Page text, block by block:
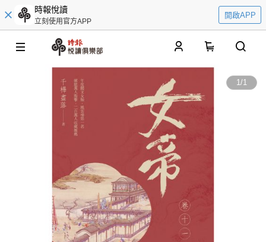
時報悅讀
立刻使用官方APP
開啟APP
1/1